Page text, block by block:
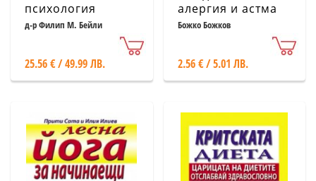
психология
д-р Филип М. Бейли
25.56 € / 49.99 ЛВ.
алергия и астма
Божко Божков
2.56 € / 5.01 ЛВ.